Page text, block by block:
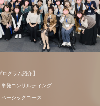
ログラム紹介】
単発コンサルティング
ベーシックコース